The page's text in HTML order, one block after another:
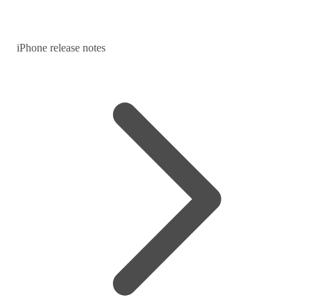
iPhone release notes